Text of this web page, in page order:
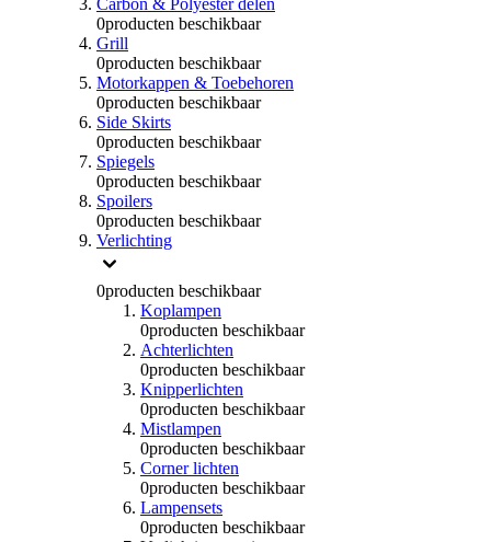
Carbon & Polyester delen
0producten beschikbaar
Grill
0producten beschikbaar
Motorkappen & Toebehoren
0producten beschikbaar
Side Skirts
0producten beschikbaar
Spiegels
0producten beschikbaar
Spoilers
0producten beschikbaar
Verlichting
0producten beschikbaar
Koplampen
0producten beschikbaar
Achterlichten
0producten beschikbaar
Knipperlichten
0producten beschikbaar
Mistlampen
0producten beschikbaar
Corner lichten
0producten beschikbaar
Lampensets
0producten beschikbaar